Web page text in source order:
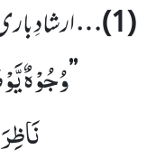
(1)
…ارشادِ
’’وُجُوْهٌ